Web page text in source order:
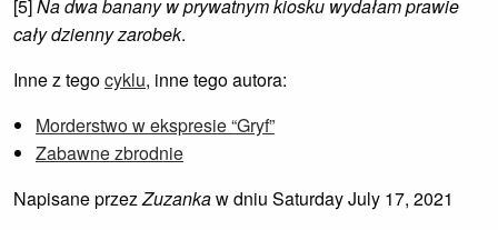
[5]Na dwa banany w prywatnym kiosku wydałam prawie
cały dzienny zarobek.
Inne z tegocyklu, inne tego autora:
Morderstwo w ekspresie “Gryf”
Zabawne zbrodnie
Napisane przezZuzankaw dniu Saturday July 17, 2021